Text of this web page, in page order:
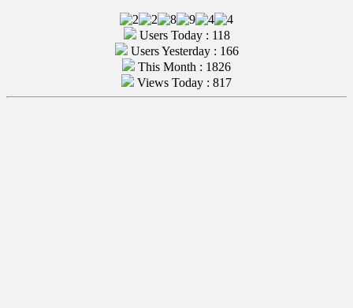
Users Today : 118
Users Yesterday : 166
This Month : 1826
Views Today : 817